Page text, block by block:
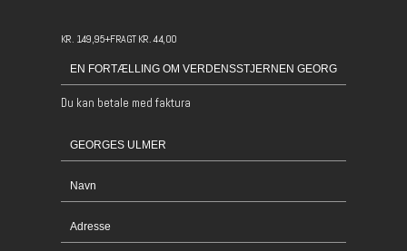
KR. 149,95+FRAGT KR. 44,00
Du kan betale med faktura